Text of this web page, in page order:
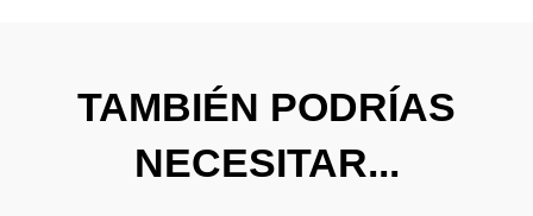
TAMBIÉN PODRÍAS
NECESITAR...